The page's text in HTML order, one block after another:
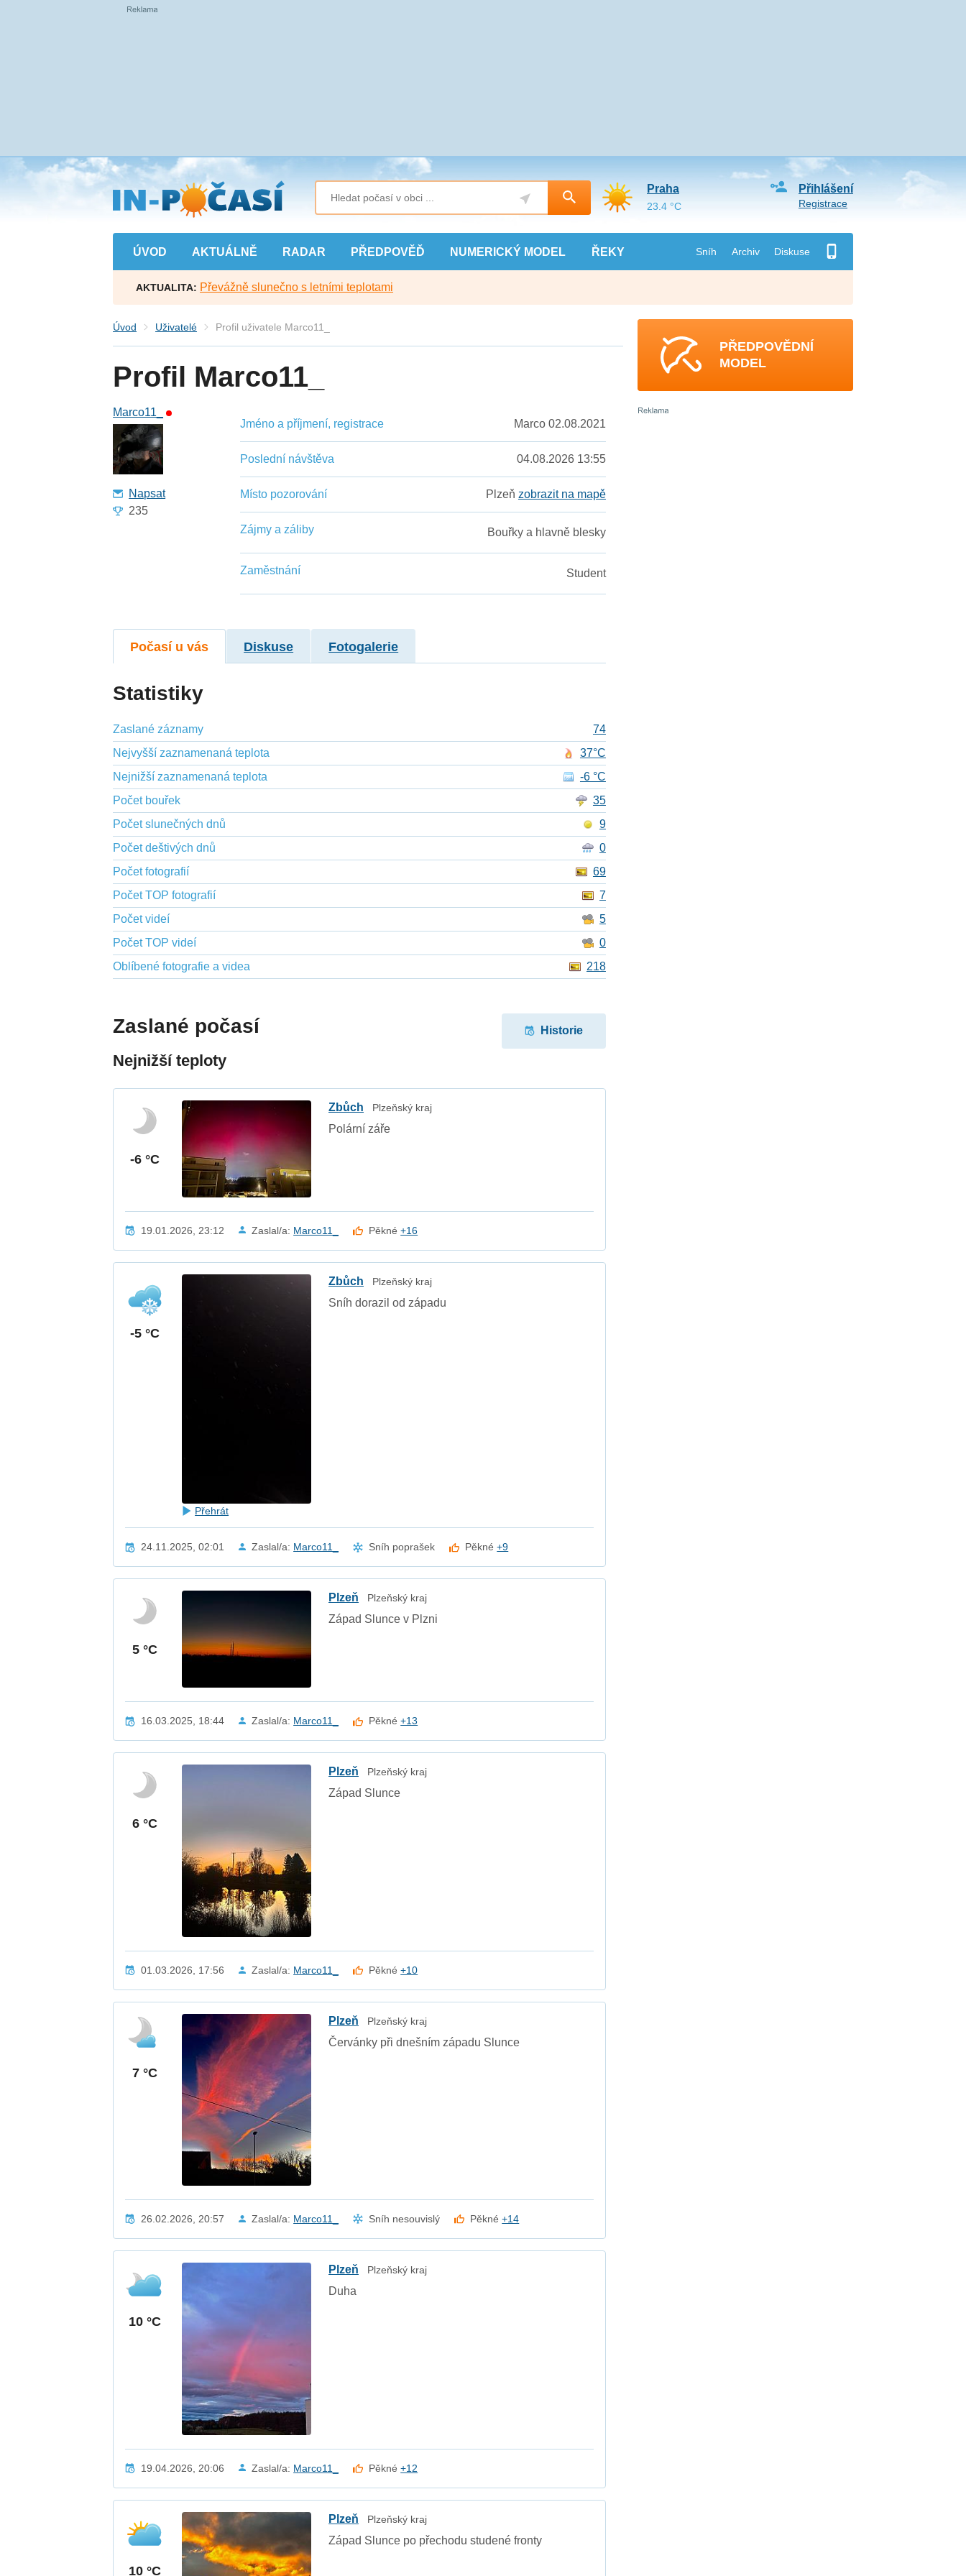
Přejít
na
hlavní
obsah
ÚVOD AKTUÁLNĚ RADAR PŘEDPOVĚĎ NUMERICKÝ MODEL ŘEKY Sníh Archiv Diskuse
Přihlášení
Registrace
Praha
23.4 °C
AKTUALITA: Převážně slunečno s letními teplotami
Úvod Uživatelé Profil uživatele Marco11_
Profil Marco11_
Marco11_
Napsat
235
Jméno a příjmení, registrace Marco 02.08.2021
Poslední návštěva 04.08.2026 13:55
Místo pozorování Plzeň zobrazit na mapě
Zájmy a záliby Bouřky a hlavně blesky
Zaměstnání Student
Počasí u vás Diskuse Fotogalerie
Statistiky
Zaslané záznamy
74
Nejvyšší zaznamenaná teplota
37°C
Nejnižší zaznamenaná teplota
-6 °C
Počet bouřek
35
Počet slunečných dnů
9
Počet deštivých dnů
0
Počet fotografií
69
Počet TOP fotografií
7
Počet videí
5
Počet TOP videí
0
Oblíbené fotografie a videa
218
Zaslané počasí
Nejnižší teploty
Historie
-6 °C
Zbůch Plzeňský kraj
Polární záře
19.01.2026, 23:12 Zaslal/a: Marco11_ Pěkné+16
-5 °C
Přehrát
Zbůch Plzeňský kraj
Sníh dorazil od západu
24.11.2025, 02:01 Zaslal/a: Marco11_ Sníh poprašek Pěkné+9
5 °C
Plzeň Plzeňský kraj
Západ Slunce v Plzni
16.03.2025, 18:44 Zaslal/a: Marco11_ Pěkné+13
6 °C
Plzeň Plzeňský kraj
Západ Slunce
01.03.2026, 17:56 Zaslal/a: Marco11_ Pěkné+10
7 °C
Plzeň Plzeňský kraj
Červánky při dnešním západu Slunce
26.02.2026, 20:57 Zaslal/a: Marco11_ Sníh nesouvislý Pěkné+14
10 °C
Plzeň Plzeňský kraj
Duha
19.04.2026, 20:06 Zaslal/a: Marco11_ Pěkné+12
10 °C
Plzeň Plzeňský kraj
Západ Slunce po přechodu studené fronty
PŘEDPOVĚDNÍ
MODEL